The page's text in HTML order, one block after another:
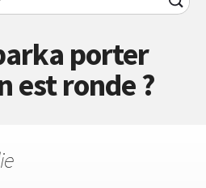
porter
est ronde ?